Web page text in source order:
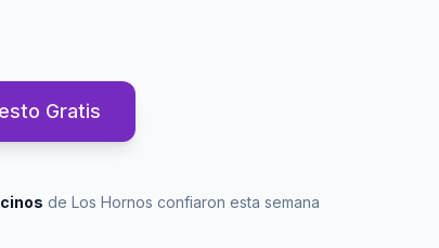
Gratis
de Los Hornos confiaron esta semana